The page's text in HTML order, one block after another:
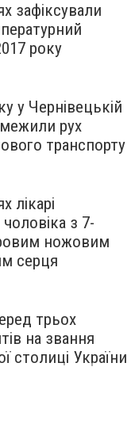
зафіксували
року
у Чернівецькій
рух
транспорту
лікарі
з 7-
ножовим
серця
трьох
на звання
столиці України